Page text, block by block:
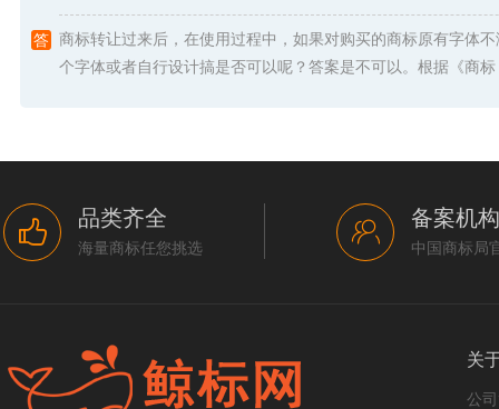
商标转让过来后，在使用过程中，如果对购买的商标原有字体
个字体或者自行设计搞是否可以呢？答案是不可以。根据《商
品类齐全
海量商标任您挑选
备案机构
中国商标局
关
公